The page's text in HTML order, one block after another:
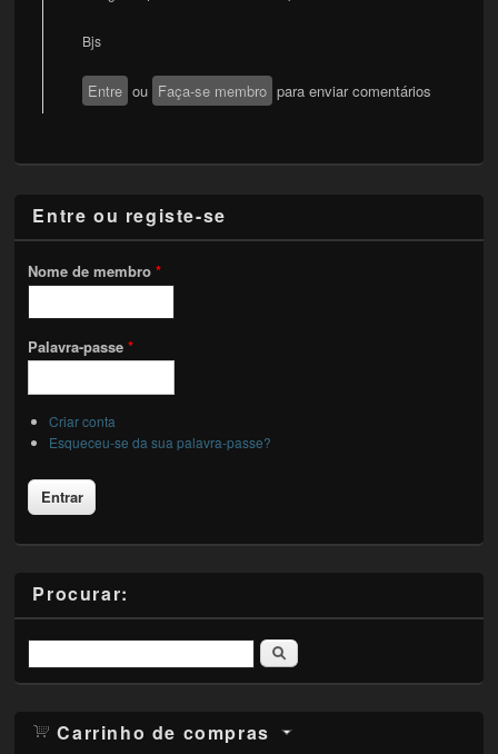
Bjs
Entre ou Faça-se membro para enviar comentários
Entre ou registe-se
Nome de membro*
Palavra-passe*
Criar conta
Esqueceu-se da sua palavra-passe?
Procurar:
Pesquisar
Carrinho de compras